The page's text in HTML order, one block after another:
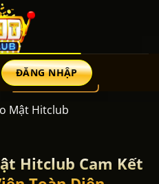
ĐĂNG NHẬP
Mật Hitclub
Hitclub Cam Kết